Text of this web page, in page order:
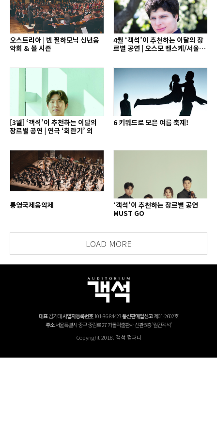
오스트리아 | 빈 필하모닉 신년음
악회 & 볼 시즌
4월 ‘객석’이 추천하는 이달의 장
르별 공연 | 오스모 벤스케/서울시
[3월] ‘객석’이 추천하는 이달의
장르별 공연 | 연극 ‘회란기’ 외
6 키워드로 모은 여름 축제!
통영국제음악제
‘객석’이 추천하는 장르별 공연
MUST GO
LOAD MORE
대표김기태사업자등록번호101-86-84423통신판매업신고제01-2602호
주소서울특별시 중구 중림로 27 가톨릭출판사 신관 5층 '월간객석'
Copyright 2018. 객석 컴퍼니